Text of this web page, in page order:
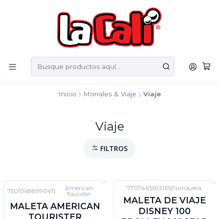
Inicio Morrales & Viaje Viaje
Viaje
FILTROS
7501068899047|
American
Tourister
MALETA AMERICAN
7707463693161|Primavera
MALETA DE VIAJE
DISNEY 100